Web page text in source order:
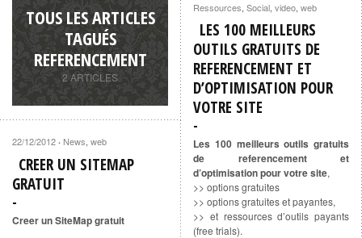
TOUS LES ARTICLES
TAGUÉS
REFERENCEMENT
2 ARTICLES
Ressources, Social, video, web
LES 100 MEILLEURS
OUTILS GRATUITS DE
REFERENCEMENT ET
D’OPTIMISATION POUR
VOTRE SITE
Les 100 meilleurs outils gratuits
de referencement et
d’optimisation pour votre site,
>> options gratuites
>> options gratuites et payantes,
>> et ressources d’outils payants
(free trials).
22/12/2012 · News, web
CREER UN SITEMAP
GRATUIT
Creer un SiteMap gratuit